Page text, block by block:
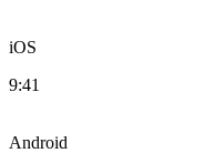
iOS
9:41
Android